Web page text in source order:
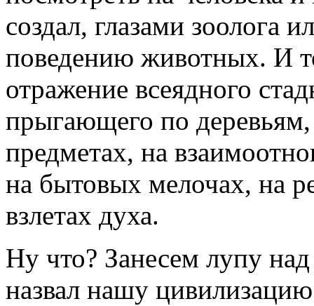
создал, глазами зоолога
поведению животных. И
отражение всеядного
прыгающего по деревьям,
предметах, на
на бытовых мелочах, на
взлетах духа.
Ну что? Занесем лупу
назвал нашу